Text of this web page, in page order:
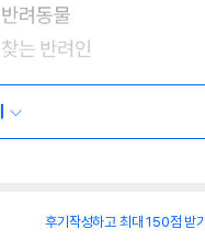
후기작성하고 최대 150점 받기